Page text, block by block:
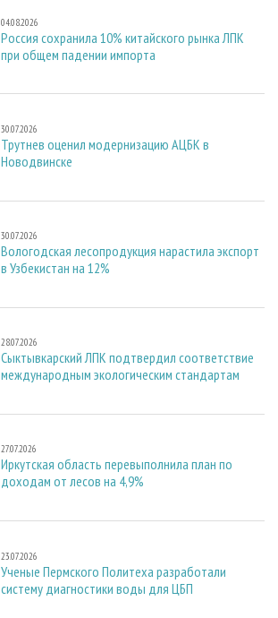
04.08.2026
Россия сохранила 10% китайского рынка ЛПК
при общем падении импорта
30.07.2026
Трутнев оценил модернизацию АЦБК в
Новодвинске
30.07.2026
Вологодская лесопродукция нарастила экспорт
в Узбекистан на 12%
28.07.2026
Сыктывкарский ЛПК подтвердил соответствие
международным экологическим стандартам
27.07.2026
Иркутская область перевыполнила план по
доходам от лесов на 4,9%
23.07.2026
Ученые Пермского Политеха разработали
систему диагностики воды для ЦБП